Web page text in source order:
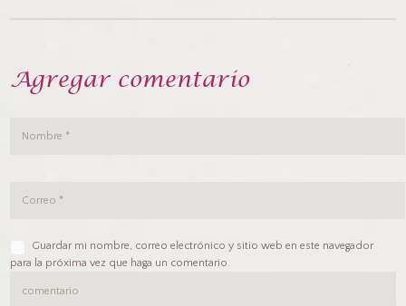
Agregar comentario
Guardar mi nombre, correo electrónico y sitio web en este navegador
para la próxima vez que haga un comentario.